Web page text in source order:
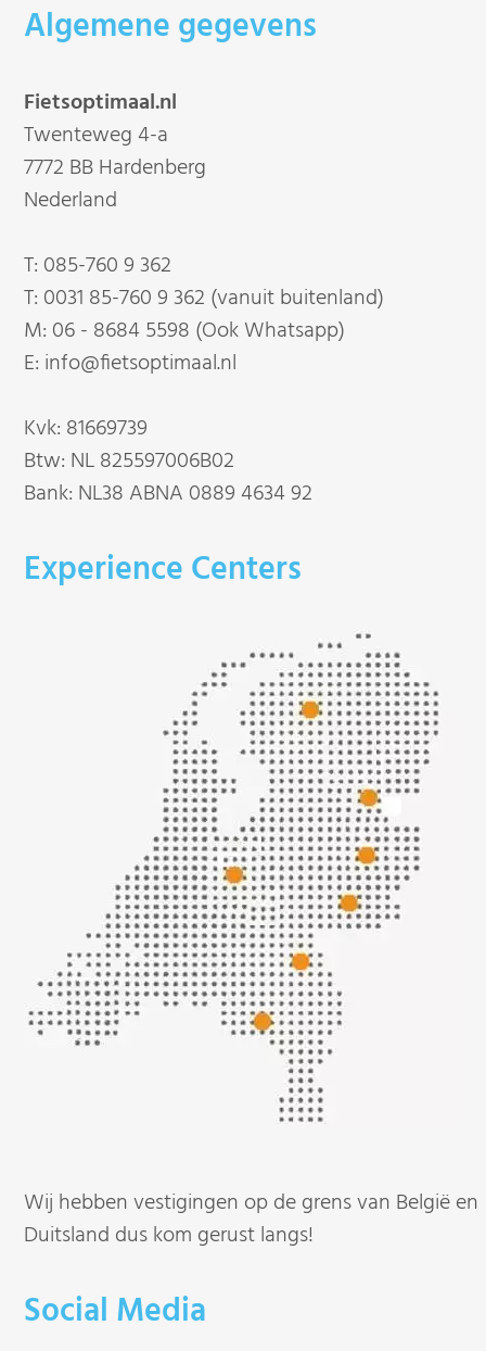
Algemene gegevens
Fietsoptimaal.nl
Twenteweg 4-a
7772 BB Hardenberg
Nederland
T: 085-760 9 362
T: 0031 85-760 9 362 (vanuit buitenland)
M: 06 - 8684 5598 (Ook Whatsapp)
E: info@fietsoptimaal.nl
Kvk: 81669739
Btw: NL 825597006B02
Bank: NL38 ABNA 0889 4634 92
Experience Centers
Wij hebben vestigingen op de grens van België en
Duitsland dus kom gerust langs!
Social Media